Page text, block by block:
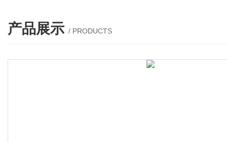
产品展示 / PRODUCTS